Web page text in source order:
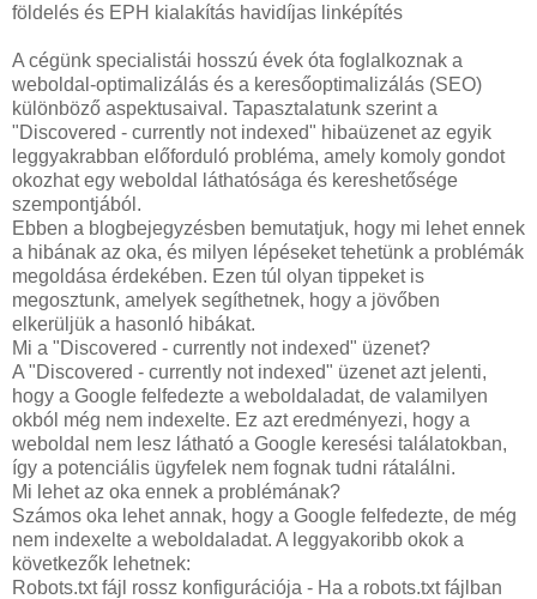
földelés és EPH kialakítás havidíjas linképítés
A cégünk specialistái hosszú évek óta foglalkoznak a
weboldal-optimalizálás és a keresőoptimalizálás (SEO)
különböző aspektusaival. Tapasztalatunk szerint a
"Discovered - currently not indexed" hibaüzenet az egyik
leggyakrabban előforduló probléma, amely komoly gondot
okozhat egy weboldal láthatósága és kereshetősége
szempontjából.
Ebben a blogbejegyzésben bemutatjuk, hogy mi lehet ennek
a hibának az oka, és milyen lépéseket tehetünk a problémák
megoldása érdekében. Ezen túl olyan tippeket is
megosztunk, amelyek segíthetnek, hogy a jövőben
elkerüljük a hasonló hibákat.
Mi a "Discovered - currently not indexed" üzenet?
A "Discovered - currently not indexed" üzenet azt jelenti,
hogy a Google felfedezte a weboldaladat, de valamilyen
okból még nem indexelte. Ez azt eredményezi, hogy a
weboldal nem lesz látható a Google keresési találatokban,
így a potenciális ügyfelek nem fognak tudni rátalálni.
Mi lehet az oka ennek a problémának?
Számos oka lehet annak, hogy a Google felfedezte, de még
nem indexelte a weboldaladat. A leggyakoribb okok a
következők lehetnek:
Robots.txt fájl rossz konfigurációja - Ha a robots.txt fájlban